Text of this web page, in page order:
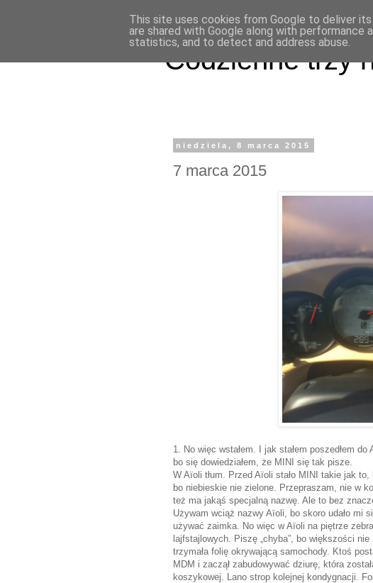
Codzienne trzy
niedziela, 8 marca 2015
7 marca 2015
1. No więc wstałem. I jak stałem poszedłem
bo się dowiedziałem, że MINI się tak pisze.
W Aïoli tłum. Przed Aïoli stało MINI takie jak
bo niebieskie nie zielone. Przepraszam, nie w
też ma jakąś specjalną nazwę. Ale to bez
Używam wciąż nazwy Aïoli, bo skoro udało mi
używać zaimka. No więc w Aïoli na piętrze
lajfstajlowych. Piszę „chyba”, bo większości
trzymała folię okrywającą samochody. Ktoś
MDM i zaczął zabudowywać dziurę, która
koszykowej. Lano strop kolejnej kondygnacji.
This site uses cookies from Google to deliver
are shared with Google along with
statistics, and to detect and address abuse.